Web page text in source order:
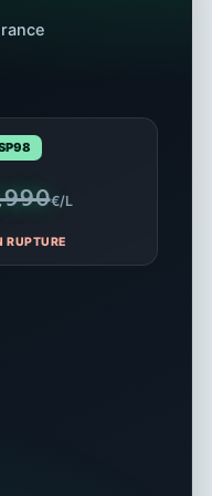
€/L
RUPTURE